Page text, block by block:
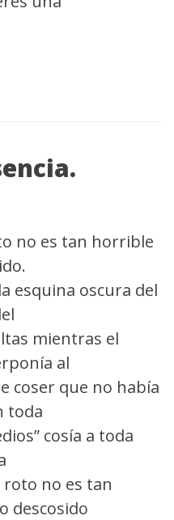
no es tan horrible
esquina oscura del
mientras el
al
coser que no había
toda
cosía a toda
no es tan
descosido